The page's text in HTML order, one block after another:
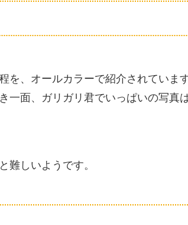
を、オールカラーで紹介されていま
一面、ガリガリ君でいっぱいの写真
難しいようです。